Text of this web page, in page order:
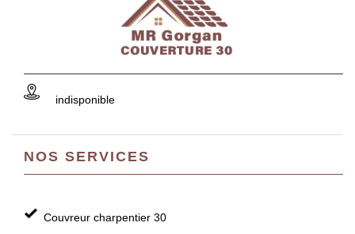
indisponible
NOS SERVICES
Couvreur charpentier 30